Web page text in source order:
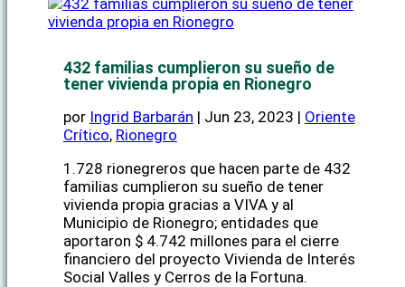
432 familias cumplieron su sueño de
tener vivienda propia en Rionegro
por Ingrid Barbarán | Jun 23, 2023 | Oriente
Crítico, Rionegro
1.728 rionegreros que hacen parte de 432
familias cumplieron su sueño de tener
vivienda propia gracias a VIVA y al
Municipio de Rionegro; entidades que
aportaron $ 4.742 millones para el cierre
financiero del proyecto Vivienda de Interés
Social Valles y Cerros de la Fortuna.